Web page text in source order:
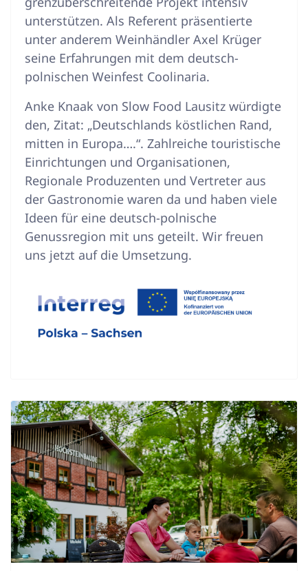
unterstützen. Als Referent präsentierte
unter anderem Weinhändler Axel Krüger
seine Erfahrungen mit dem deutsch-
polnischen Weinfest Coolinaria.
Anke Knaak von Slow Food Lausitz würdigte
den, Zitat: „Deutschlands köstlichen Rand,
mitten in Europa….“. Zahlreiche touristische
Einrichtungen und Organisationen,
Regionale Produzenten und Vertreter aus
der Gastronomie waren da und haben viele
Ideen für eine deutsch-polnische
Genussregion mit uns geteilt. Wir freuen
uns jetzt auf die Umsetzung.